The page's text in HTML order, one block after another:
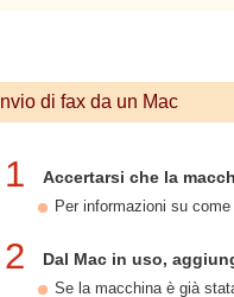
Invio di fax da un Mac
1 Accertarsi che la
Per informazioni su
2 Dal Mac in uso,
Se la macchina è già